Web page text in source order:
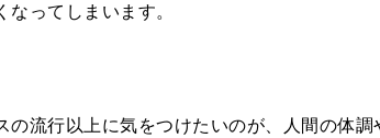
なってしまいます。
の流行以上に気をつけたいのが、人間の体